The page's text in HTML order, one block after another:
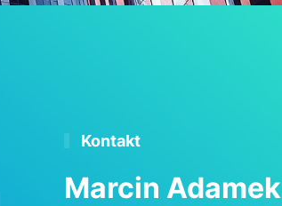
Kontakt
Marcin Adamek